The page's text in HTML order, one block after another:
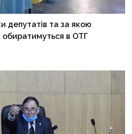
депутатів та за якою
в ОТГ